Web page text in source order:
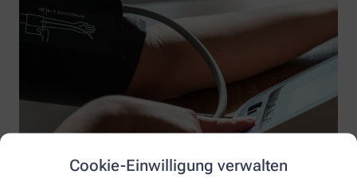
Cookie-Einwilligung verwalten